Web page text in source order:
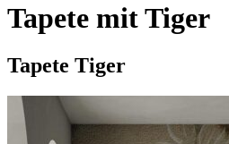
Tapete mit Tiger
Tapete Tiger